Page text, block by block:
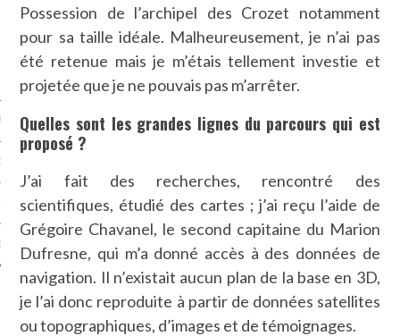
CARAVELLE
PODCAST
SUIVEZ-NOUS
Possession de l’archipel des Crozet notamment
pour sa taille idéale. Malheureusement, je n’ai pas
été retenue mais je m’étais tellement investie et
projetée que je ne pouvais pas m’arrêter.
Quelles sont les grandes lignes du parcours qui est
proposé ?
J’ai fait des recherches, rencontré des
scientifiques, étudié des cartes ; j’ai reçu l’aide de
Grégoire Chavanel, le second capitaine du Marion
Dufresne, qui m’a donné accès à des données de
navigation. Il n’existait aucun plan de la base en 3D,
je l’ai donc reproduite à partir de données satellites
ou topographiques, d’images et de témoignages.